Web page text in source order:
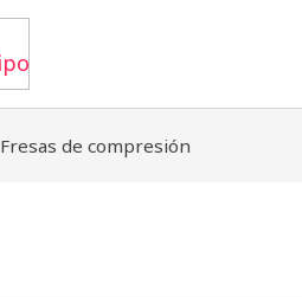
Fresas de compresión